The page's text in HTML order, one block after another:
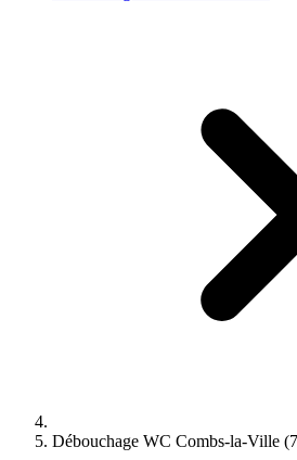
Débouchage WC Combs-la-Ville